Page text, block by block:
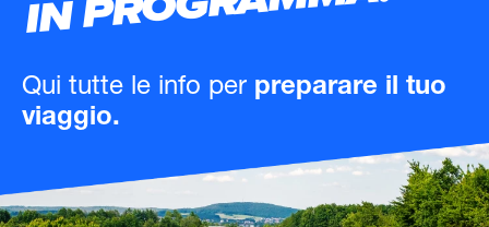
Qui tutte le info per preparare il tuo
viaggio.